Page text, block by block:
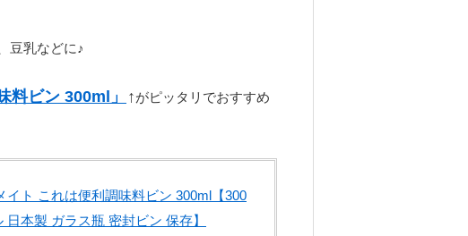
豆乳などに♪
料ビン 300ml」 ↑がピッタリでおすすめ
イト これは便利調味料ビン 300ml【300
日本製 ガラス瓶 密封ビン 保存】